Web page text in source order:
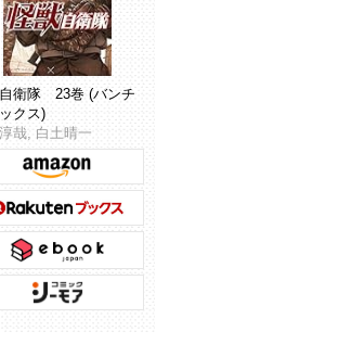
衛隊 23巻 (バンチ
クス)
哉, 白土晴一